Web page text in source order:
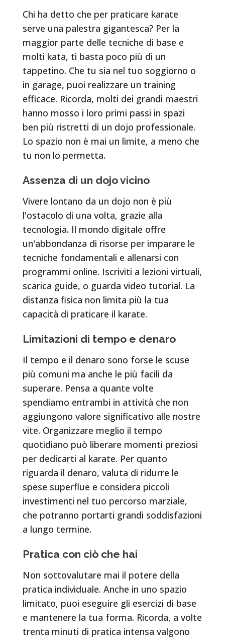
Chi ha detto che per praticare karate
serve una palestra gigantesca? Per la
maggior parte delle tecniche di base e
molti kata, ti basta poco più di un
tappetino. Che tu sia nel tuo soggiorno o
in garage, puoi realizzare un training
efficace. Ricorda, molti dei grandi maestri
hanno mosso i loro primi passi in spazi
ben più ristretti di un dojo professionale.
Lo spazio non è mai un limite, a meno che
tu non lo permetta.
Assenza di un dojo vicino
Vivere lontano da un dojo non è più
l'ostacolo di una volta, grazie alla
tecnologia. Il mondo digitale offre
un'abbondanza di risorse per imparare le
tecniche fondamentali e allenarsi con
programmi online. Iscriviti a lezioni virtuali,
scarica guide, o guarda video tutorial. La
distanza fisica non limita più la tua
capacità di praticare il karate.
Limitazioni di tempo e denaro
Il tempo e il denaro sono forse le scuse
più comuni ma anche le più facili da
superare. Pensa a quante volte
spendiamo entrambi in attività che non
aggiungono valore significativo alle nostre
vite. Organizzare meglio il tempo
quotidiano può liberare momenti preziosi
per dedicarti al karate. Per quanto
riguarda il denaro, valuta di ridurre le
spese superflue e considera piccoli
investimenti nel tuo percorso marziale,
che potranno portarti grandi soddisfazioni
a lungo termine.
Pratica con ciò che hai
Non sottovalutare mai il potere della
pratica individuale. Anche in uno spazio
limitato, puoi eseguire gli esercizi di base
e mantenere la tua forma. Ricorda, a volte
trenta minuti di pratica intensa valgono